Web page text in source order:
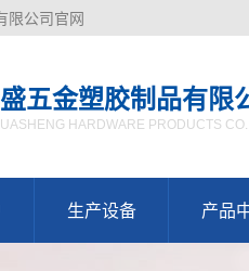
限公司官网
五金塑胶制品有限
HARDWARE PRODUCTS
生产设备 产品